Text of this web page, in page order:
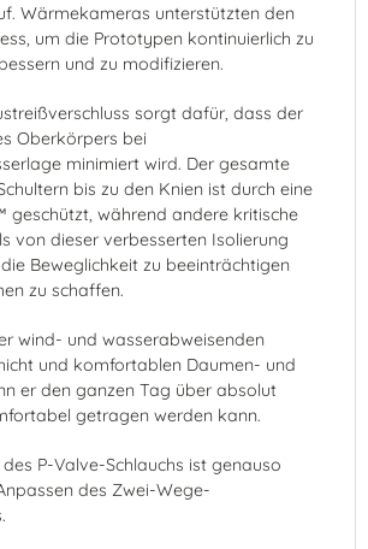
Wärmekameras unterstützten den
um die Prototypen kontinuierlich zu
und zu modifizieren.
sorgt dafür, dass der
Oberkörpers bei
minimiert wird. Der gesamte
bis zu den Knien ist durch eine
geschützt, während andere kritische
von dieser verbesserten Isolierung
Beweglichkeit zu beeinträchtigen
zu schaffen.
wind- und wasserabweisenden
und komfortablen Daumen- und
er den ganzen Tag über absolut
getragen werden kann.
P-Valve-Schlauchs ist genauso
des Zwei-Wege-